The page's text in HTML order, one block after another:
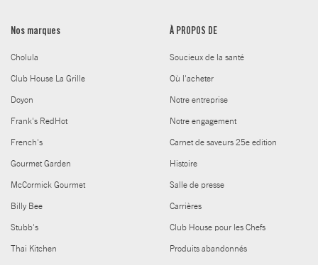
Nos marques
Cholula
Club House La Grille
Doyon
Frank's RedHot
French's
Gourmet Garden
McCormick Gourmet
Billy Bee
Stubb's
Thai Kitchen
À PROPOS DE
Soucieux de la santé
Où l'acheter
Notre entreprise
Notre engagement
Carnet de saveurs 25e edition
Histoire
Salle de presse
Carrières
Club House pour les Chefs
Produits abandonnés